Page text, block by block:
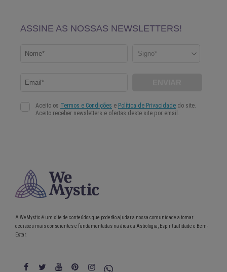
A WeMystic é um site de conteúdos que poderão ajudar a nossa comunidade a tomar
decisões mais conscientes e fundamentadas na área da Astrologia, Espiritualidade e Bem-
Estar.